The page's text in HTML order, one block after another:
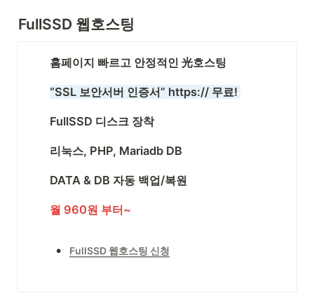
FullSSD 웹호스팅
홈페이지 빠르고 안정적인 光호스팅
“SSL 보안서버 인증서” https:// 무료!
FullSSD 디스크 장착
리눅스, PHP, Mariadb DB
DATA & DB 자동 백업/복원
월 960원 부터~
• FullSSD 웹호스팅 신청